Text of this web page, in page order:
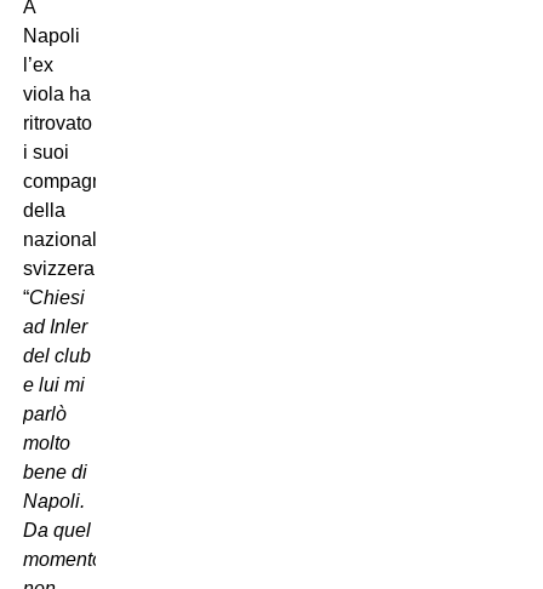
A
Napoli
l’ex
viola ha
ritrovato
i suoi
compagni
della
nazionale
svizzera:
“Chiesi
ad Inler
del club
e lui mi
parlò
molto
bene di
Napoli.
Da quel
momento,